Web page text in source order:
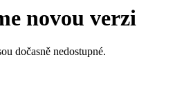
novou verzi
dočasně nedostupné.